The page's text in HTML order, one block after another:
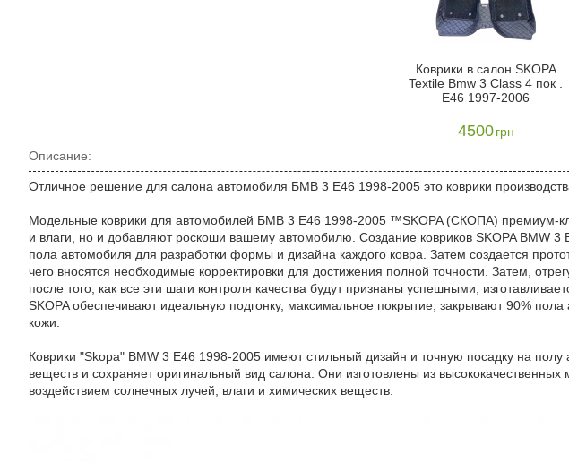
Коврики в салон SKOPA
Textile Bmw 3 Class 4 пок .
E46 1997-2006
4500 грн
Описание:
Отличное решение для салона автомобиля БМВ 3 E46 1998-2005 это коврики
Модельные коврики для автомобилей БМВ 3 E46 1998-2005 ™SKOPA (CКОПА) премиум-
и влаги, но и добавляют роскоши вашему автомобилю. Создание ковриков SKOPA BMW 3
пола автомобиля для разработки формы и дизайна каждого ковра. Затем создается
чего вносятся необходимые корректировки для достижения полной точности. Затем,
после того, как все эти шаги контроля качества будут признаны успешными,
SKOPA обеспечивают идеальную подгонку, максимальное покрытие, закрывают 90%
кожи.
Коврики "Skopa" BMW 3 E46 1998-2005 имеют стильный дизайн и точную посадку на
веществ и сохраняет оригинальный вид салона. Они изготовлены из
воздействием солнечных лучей, влаги и химических веществ.